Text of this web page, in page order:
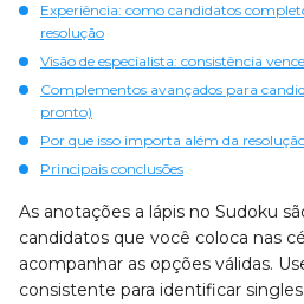
Experiência: como candidatos
resolução
Visão de especialista: consistência
Complementos avançados para
pronto)
Por que isso importa além da
Principais conclusões
As anotações a lápis no Sudoku
candidatos que você coloca nas
acompanhar as opções válidas.
consistente para identificar